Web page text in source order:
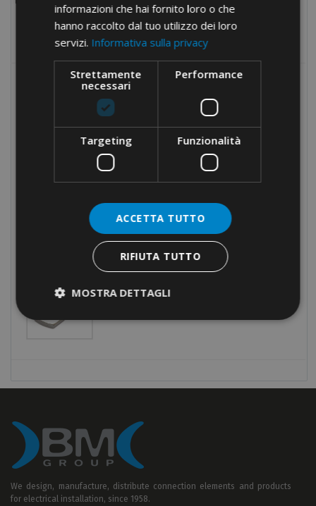
Narzędzia
MOST POPULAR
BOCZNE WPROWADZANIE
LISTWY ZACISKOWE
POJEDYNCZE
EKWIPOTENCJALNE · KOŃCOWE
· NA 10 BIEGUNÓW
PRZEWODÓW MIEDZIANYCH ·
We design, manufacture, distribute connection elements and products
for electrical installation, since 1958.
informazioni che hai fornito loro o che
hanno raccolto dal tuo utilizzo dei loro
servizi. Informativa sulla privacy
Strettamente
necessari
Performance
Targeting Funzionalità
ACCETTA TUTTO
RIFIUTA TUTTO
MOSTRA DETTAGLI